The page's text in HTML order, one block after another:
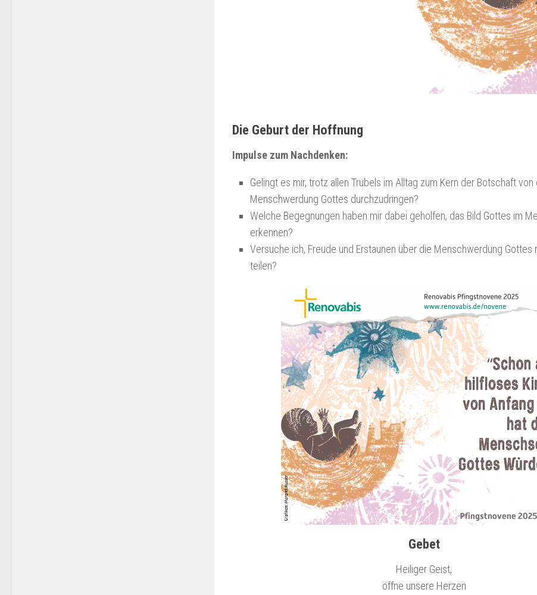
Die Geburt der Hoffnung
Impulse zum Nachdenken:
Gelingt es mir, trotz allen Trubels im Alltag zum Kern der Botschaft von
Menschwerdung Gottes durchzudringen?
Welche Begegnungen haben mir dabei geholfen, das Bild Gottes im
erkennen?
Versuche ich, Freude und Erstaunen über die Menschwerdung Gottes
teilen?
Gebet
Heiliger Geist,
öffne unsere Herzen